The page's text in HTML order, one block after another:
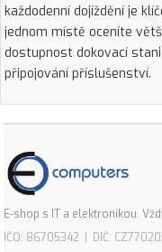
každodenní dojíždění je
jednom místě oceníte
dostupnost dokovací
připojování příslušenství.
E-shop s IT a elektronikou.
IČO: 86705342 | DIČ: